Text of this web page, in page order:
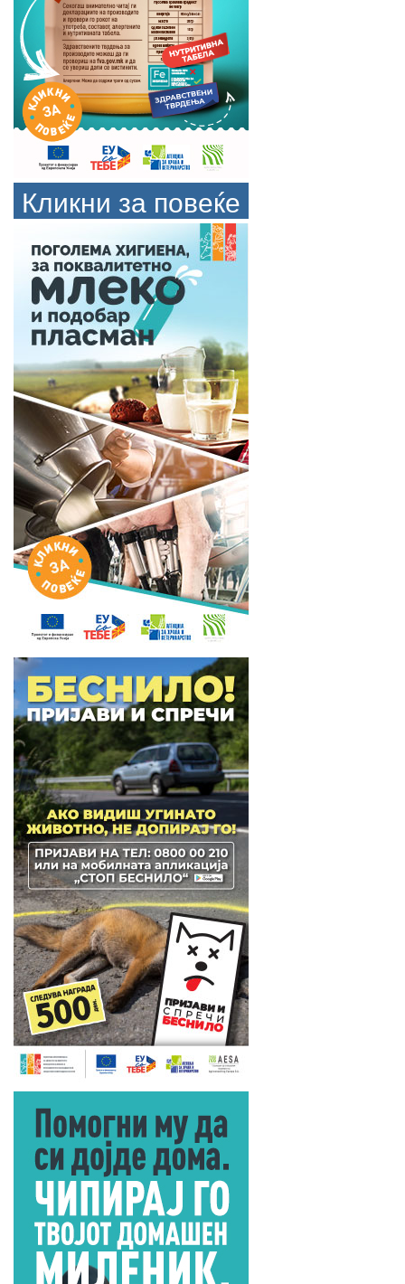
Кликни за повеќе